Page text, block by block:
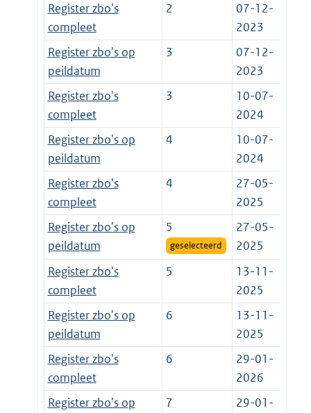
Register zbo's
compleet
2
07-12-
2023
Register zbo's op
peildatum
3
07-12-
2023
Register zbo's
compleet
3
10-07-
2024
Register zbo's op
peildatum
4
10-07-
2024
Register zbo's
compleet
4
27-05-
2025
Register zbo's op
peildatum
5
geselecteerd
27-05-
2025
Register zbo's
compleet
5
13-11-
2025
Register zbo's op
peildatum
6
13-11-
2025
Register zbo's
compleet
6
29-01-
2026
Register zbo's op
7
29-01-